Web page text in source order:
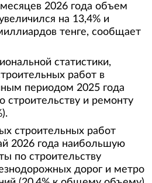
месяцев 2026 года объем
на 13,4% и
тенге, сообщает
статистики,
работ в
периодом 2025 года
строительству и ремонту
строительных работ
2026 года наибольшую
по строительству
дорог и метро